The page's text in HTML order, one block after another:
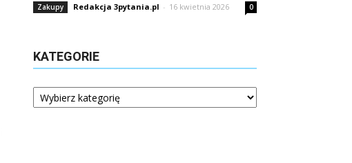
Zakupy Redakcja 3pytania.pl - 16 kwietnia 2026 0
KATEGORIE
Kategorie